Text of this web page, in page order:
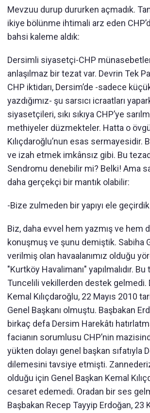
Mevzuu durup dururken açmadık.
ikiye bölünme ihtimali arz eden
bahsi kaleme aldık:
Dersimli siyasetçi-CHP
anlaşılmaz bir tezat var. Devrin Tek
CHP iktidarı, Dersim’de -sadece
yazdığımız- şu sarsıcı icraatları
siyasetçileri, sıkı sıkıya CHP’ye
methiyeler düzmekteler. Hatta o
Kılıçdaroğlu’nun esas sermayesidir.
ve izah etmek imkânsız gibi. Bu
Sendromu denebilir mi? Belki! Ama
daha gerçekçi bir mantık olabilir:
-Bize zulmeden bir yapıyı ele
Biz, daha evvel hem yazmış ve hem
konuşmuş ve şunu demiştik. Sabiha
verilmiş olan havaalanımız olduğu
"Kurtköy Havalimanı" yapılmalıdır.
Tuncelili vekillerden destek gelmedi.
Kemal Kılıçdaroğlu, 22 Mayıs 2010
Genel Başkanı olmuştu. Başbakan
birkaç defa Dersim Harekâtı
facianın sorumlusu CHP’nin
yükten dolayı genel başkan sıfatıyla
dilemesini tavsiye etmişti.
olduğu için Genel Başkan Kemal
cesaret edemedi. Oradan bir ses
Başbakan Recep Tayyip Erdoğan, 23